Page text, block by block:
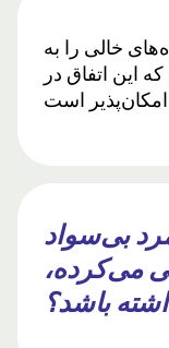
خالی را به
این اتفاق در
بی‌سواد
می‌کرده،
باشد؟